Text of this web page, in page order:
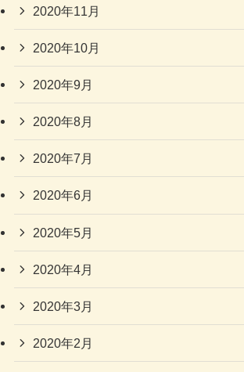
2020年11月
2020年10月
2020年9月
2020年8月
2020年7月
2020年6月
2020年5月
2020年4月
2020年3月
2020年2月